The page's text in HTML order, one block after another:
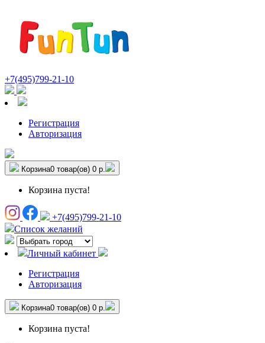
+7(495)799-21-10
Регистрация
Авторизация
Корзина0 товар(ов) 0 р.
Корзина пуста!
+7(495)799-21-10
Список желаний
Личный кабинет
Регистрация
Авторизация
Корзина0 товар(ов) 0 р.
Корзина пуста!